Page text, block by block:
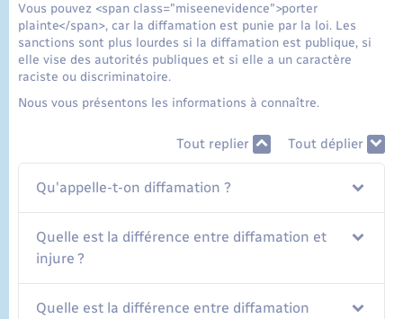
Vous pouvez <span class="miseenevidence">porter
plainte</span>, car la diffamation est punie par la loi. Les
sanctions sont plus lourdes si la diffamation est publique, si
elle vise des autorités publiques et si elle a un caractère
raciste ou discriminatoire.
Nous vous présentons les informations à connaître.
Tout replier Tout déplier
Qu'appelle-t-on diffamation ?
Quelle est la différence entre diffamation et
injure ?
Quelle est la différence entre diffamation